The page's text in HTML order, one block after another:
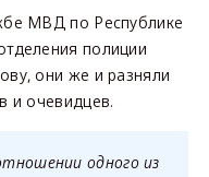
МВД по Республике
полиции
они же и разняли
и очевидцев.
одного из